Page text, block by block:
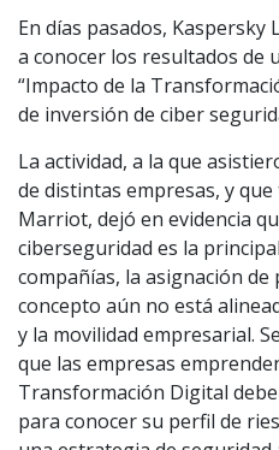
En días pasados, Kaspersky
a conocer los resultados de
“Impacto de la
de inversión de ciber
La actividad, a la que
de distintas empresas, y
Marriot, dejó en evidencia
ciberseguridad es la
compañías, la asignación
concepto aún no está
y la movilidad empresarial.
que las empresas
Transformación Digital
para conocer su perfil de